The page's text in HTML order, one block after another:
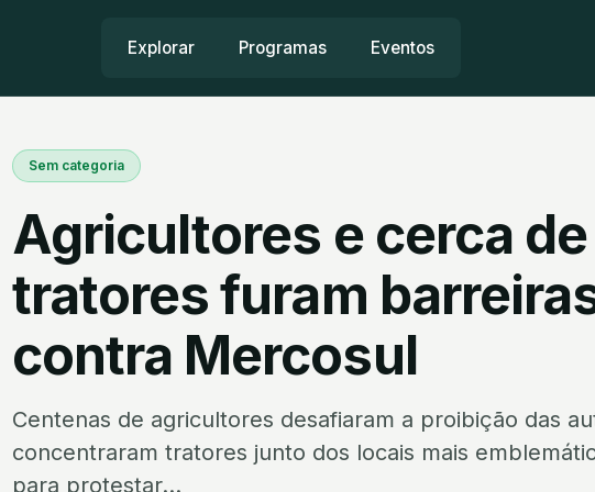
Explorar Programas Eventos
Sem categoria
Agricultores e cerca de
tratores furam
contra Mercosul
Centenas de agricultores desafiaram a proibição das
concentraram tratores junto dos locais mais
para protestar...